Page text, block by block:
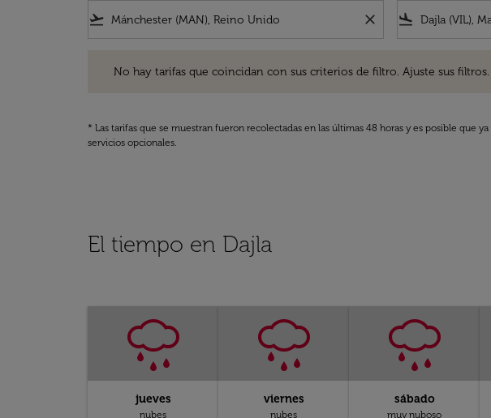
flight_takeoff close flight_land
No hay tarifas que coincidan con sus criterios de filtro. Ajuste sus filtros.
* Las tarifas que se muestran fueron recolectadas en las últimas 48 horas y es posible que
servicios opcionales.
El tiempo en Dajla
jueves
nubes
viernes
nubes
sábado
muy nuboso